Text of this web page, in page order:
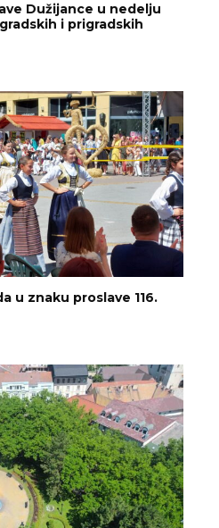
Dužijance u nedelju
i prigradskih
u znaku proslave 116.